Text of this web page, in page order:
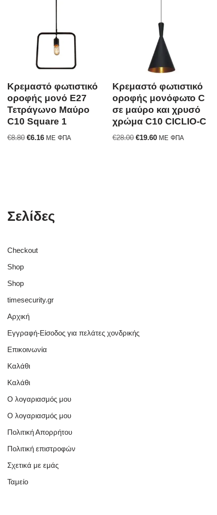
Κρεμαστό φωτιστικό
οροφής μονό E27
Τετράγωνο Μαύρο
C10 Square 1
€8.80 €6.16 ΜΕ ΦΠΑ
Κρεμαστό φωτιστικό
οροφής μονόφωτο C
σε μαύρο και χρυσό
χρώμα C10 CICLIO-C
€28.00 €19.60 ΜΕ ΦΠΑ
Σελίδες
Checkout
Shop
Shop
timesecurity.gr
Αρχική
Εγγραφή-Είσοδος για πελάτες χονδρικής
Επικοινωνία
Καλάθι
Καλάθι
Ο λογαριασμός μου
Ο λογαριασμός μου
Πολιτική Απορρήτου
Πολιτική επιστροφών
Σχετικά με εμάς
Ταμείο